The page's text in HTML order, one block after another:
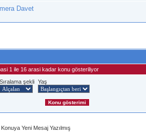
Davet
1 ile 16 arasi kadar konu gösteriliyor
Sıralama şekli Yaş
Konuya Yeni Mesaj Yazılmış